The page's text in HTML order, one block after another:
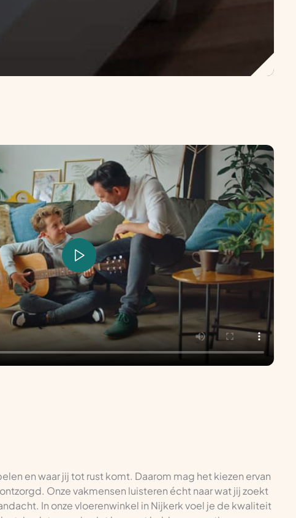
en waar jij tot rust komt. Daarom mag het kiezen ervan
Onze vakmensen luisteren écht naar wat jij zoekt
In onze vloerenwinkel in Nijkerk voel je de kwaliteit